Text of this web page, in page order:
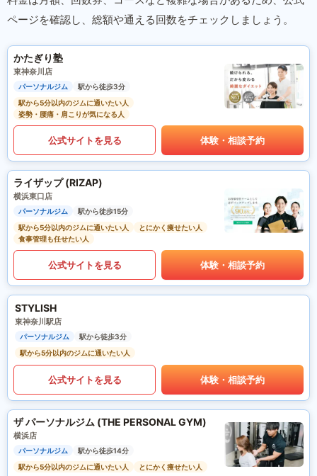
ページを確認し、総額や通える回数をチェックしましょう。
かたぎり塾
東神奈川店
パーソナルジム
駅から徒歩3分
駅から5分以内のジムに通いたい人
姿勢・腰痛・肩こりが気になる人
公式サイトを見る 体験・相談予約
ライザップ (RIZAP)
横浜東口店
パーソナルジム
駅から徒歩15分
駅から5分以内のジムに通いたい人
とにかく痩せたい人
食事管理も任せたい人
公式サイトを見る 体験・相談予約
STYLISH
東神奈川駅店
パーソナルジム
駅から徒歩3分
駅から5分以内のジムに通いたい人
公式サイトを見る 体験・相談予約
ザ パーソナルジム (THE PERSONAL GYM)
横浜店
パーソナルジム
駅から徒歩14分
駅から5分以内のジムに通いたい人
とにかく痩せたい人